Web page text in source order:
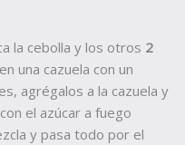
la cebolla y los otros 2
en una cazuela con un
agrégalos a la cazuela y
el azúcar a fuego
y pasa todo por el